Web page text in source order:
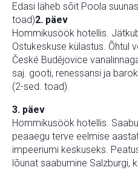
Edasi läheb sõit Poola
toad)2. päev
Hommikusöök hotellis.
Ostukeskuse külastus. Õhtul
České Budějovice
saj. gooti, renessansi ja
(2-sed. toad).
3. päev
Hommikusöök hotellis.
peaaegu terve eelmise
impeeriumi keskuseks.
lõunat saabumine Salzburgi,